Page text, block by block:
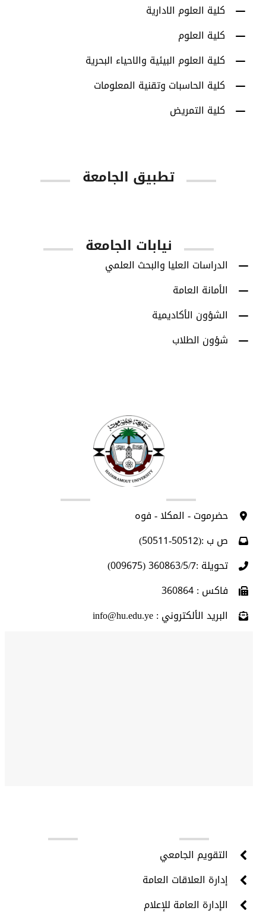
كلية العلوم الادارية
كلية العلوم
كلية العلوم البيئية والاحياء البحرية
كلية الحاسبات وتقنية المعلومات
كلية التمريض
تطبيق الجامعة
نيابات الجامعة
الدراسات العليا والبحث العلمي
الأمانة العامة
الشؤون الأكاديمية
شؤون الطلاب
حضرموت - المكلا - فوه
ص ب :(50512-50511)
تحويلة :360863/5/7 (009675)
فاكس : 360864
البريد الألكتروني : info@hu.edu.ye
التقويم الجامعي
إدارة العلاقات العامة
الإدارة العامة للإعلام